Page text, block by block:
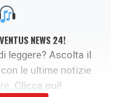
NEWS 24!
leggere? Ascolta il
le ultime notizie
Clicca qui!